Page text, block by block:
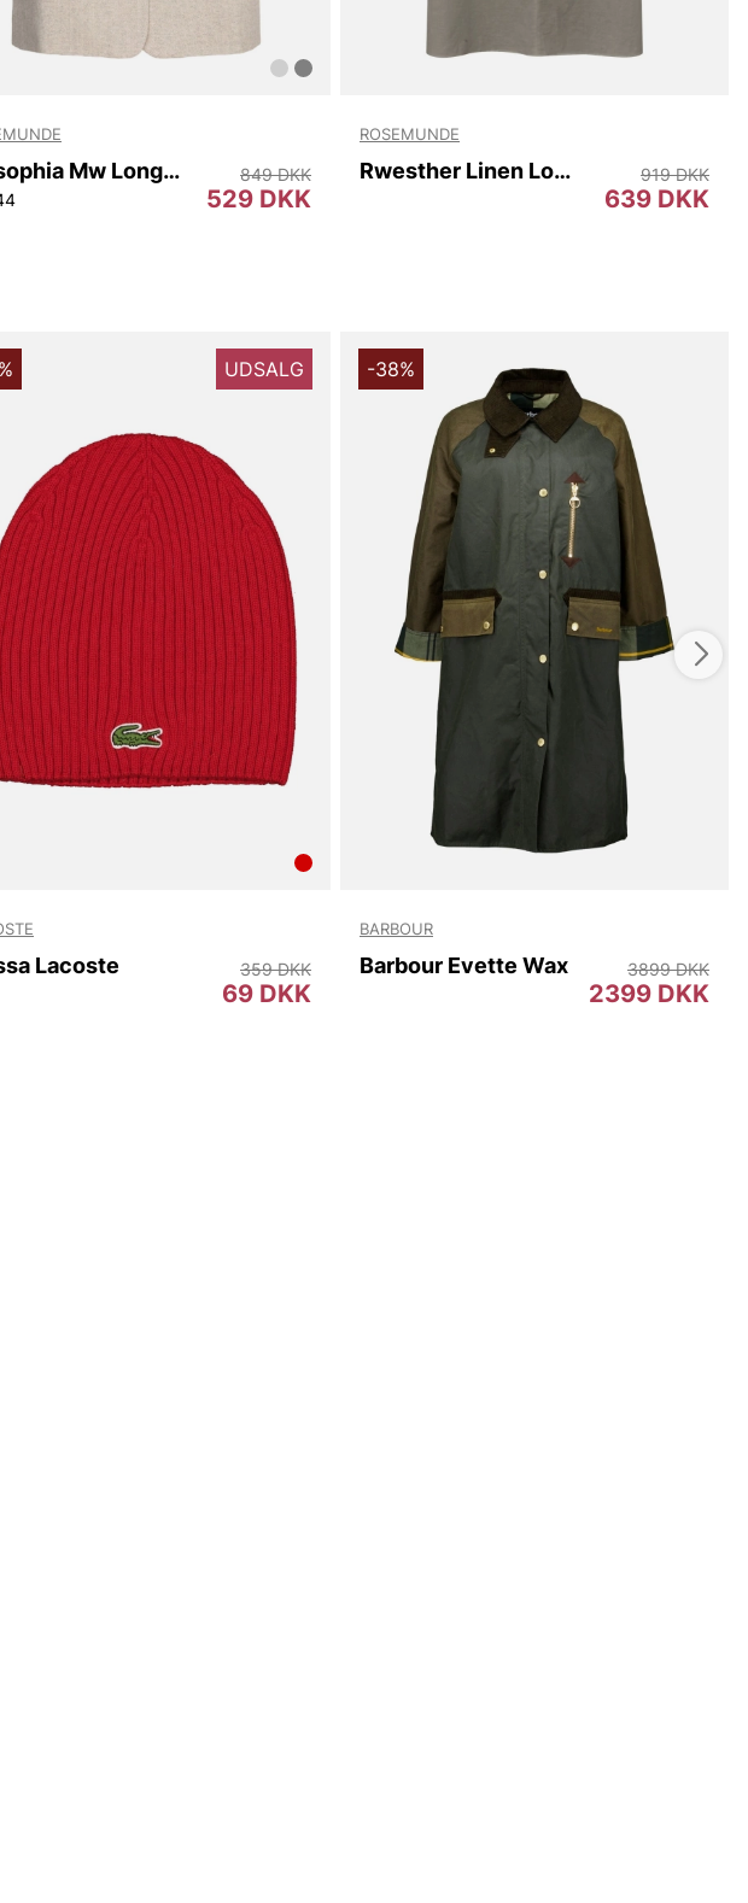
Rwsophia Mw Long Skirt
529 DKK
849 DKK
ROSEMUNDE
Rwesther Linen Long Skirt
639 DKK
919 DKK
UDSALG
Lacoste
69 DKK
359 DKK
-38%
BARBOUR
Barbour Evette Wax
2399 DKK
3899 DKK